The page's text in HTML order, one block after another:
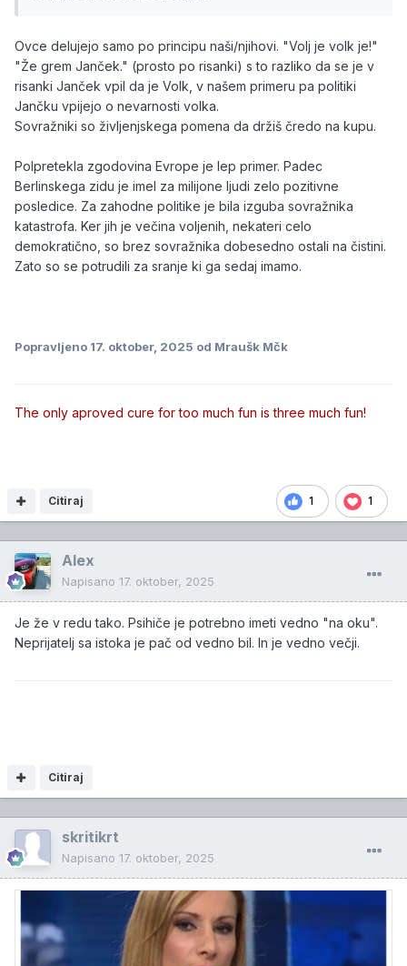
Ovce delujejo samo po principu naši/njihovi. "Volj je volk je!"
"Že grem Janček." (prosto po risanki) s to razliko da se je v
risanki Janček vpil da je Volk, v našem primeru pa politiki
Jančku vpijejo o nevarnosti volka.
Sovražniki so življenjskega pomena da držiš čredo na kupu.
Polpretekla zgodovina Evrope je lep primer. Padec
Berlinskega zidu je imel za milijone ljudi zelo pozitivne
posledice. Za zahodne politike je bila izguba sovražnika
katastrofa. Ker jih je večina voljenih, nekateri celo
demokratično, so brez sovražnika dobesedno ostali na čistini.
Zato so se potrudili za sranje ki ga sedaj imamo.
Popravljeno 17. oktober, 2025 od Mraušk Mčk
1 1
Citiraj
The only aproved cure for too much fun is three much fun!
Alex
Napisano 17. oktober, 2025
Je že v redu tako. Psihiče je potrebno imeti vedno "na oku".
Neprijatelj sa istoka je pač od vedno bil. In je vedno večji.
Citiraj
skritikrt
Napisano 17. oktober, 2025